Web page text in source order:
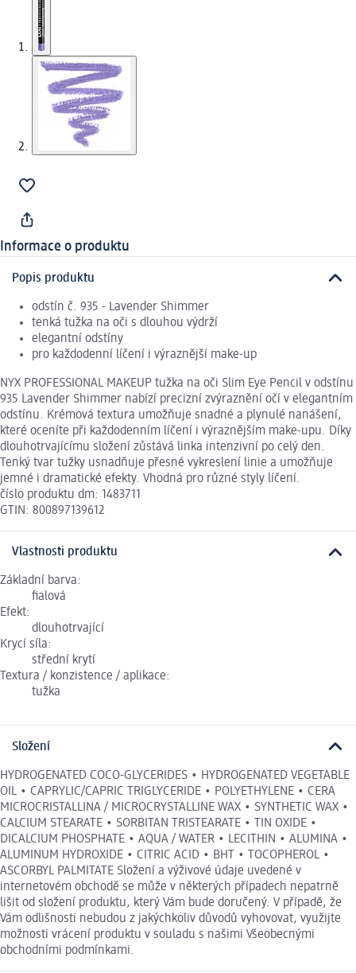
Informace o produktu
Popis produktu
odstín č. 935 - Lavender Shimmer
tenká tužka na oči s dlouhou výdrží
elegantní odstíny
pro každodenní líčení i výraznější make-up
NYX PROFESSIONAL MAKEUP tužka na oči Slim Eye Pencil v odstínu
935 Lavender Shimmer nabízí precizní zvýraznění očí v elegantním
odstínu. Krémová textura umožňuje snadné a plynulé nanášení,
které oceníte při každodenním líčení i výraznějším make-upu. Díky
dlouhotrvajícímu složení zůstává linka intenzivní po celý den.
Tenký tvar tužky usnadňuje přesné vykreslení linie a umožňuje
jemné i dramatické efekty. Vhodná pro různé styly líčení.
číslo produktu dm: 1483711
GTIN: 800897139612
Vlastnosti produktu
Základní barva:
fialová
Efekt:
dlouhotrvající
Krycí síla:
střední krytí
Textura / konzistence / aplikace:
tužka
Složení
HYDROGENATED COCO-GLYCERIDES • HYDROGENATED VEGETABLE
OIL • CAPRYLIC/CAPRIC TRIGLYCERIDE • POLYETHYLENE • CERA
MICROCRISTALLINA / MICROCRYSTALLINE WAX • SYNTHETIC WAX •
CALCIUM STEARATE • SORBITAN TRISTEARATE • TIN OXIDE •
DICALCIUM PHOSPHATE • AQUA / WATER • LECITHIN • ALUMINA •
ALUMINUM HYDROXIDE • CITRIC ACID • BHT • TOCOPHEROL •
ASCORBYL PALMITATE Složení a výživové údaje uvedené v
internetovém obchodě se může v některých případech nepatrně
lišit od složení produktu, který Vám bude doručený. V případě, že
Vám odlišnosti nebudou z jakýchkoliv důvodů vyhovovat, využijte
možnosti vrácení produktu v souladu s našimi Všeobecnými
obchodními podmínkami.